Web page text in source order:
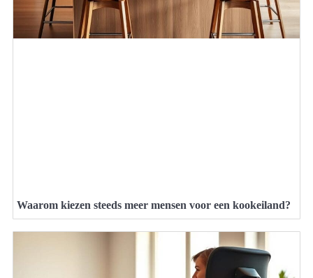
Waarom kiezen steeds meer mensen voor een kookeiland?